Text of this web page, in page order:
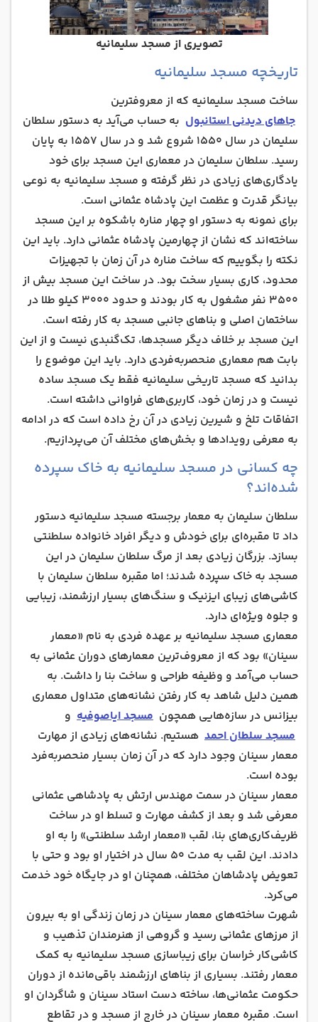
تصویری از مسجد سلیمانیه
تاریخچه مسجد سلیمانیه
ساخت مسجد سلیمانیه که از معروفترین
جاهای دیدنی استانبول به حساب می‌آید به دستور سلطان
سلیمان در سال 1550 شروع شد و در سال 1557 به پایان
رسید. سلطان سلیمان در معماری این مسجد برای خود
یادگاری‌های زیادی در نظر گرفته و مسجد سلیمانیه به نوعی
بیانگر قدرت و عظمت این پادشاه عثمانی است.
برای نمونه به دستور او چهار مناره باشکوه بر این مسجد
ساخته‌اند که نشان از چهارمین پادشاه عثمانی دارد. باید این
نکته را بگوییم که ساخت مناره در آن زمان با تجهیزات
محدود، کاری بسیار سخت بود. در ساخت این مسجد بیش از
3500 نفر مشغول به کار بودند و حدود 3000 کیلو طلا در
ساختمان اصلی و بناهای جانبی مسجد به کار رفته است.
این مسجد بر خلاف دیگر مسجد‌ها، تک‌گنبدی نیست و از این
بابت هم معماری منحصر‌به‌فردی دارد. باید این موضوع را
بدانید که مسجد تاریخی سلیمانیه فقط یک مسجد ساده
نیست و در زمان خود، کاربری‌های فراوانی داشته است.
اتفاقات تلخ و شیرین زیادی در آن رخ داده است که در ادامه
به معرفی رویدادها و بخش‌های مختلف آن می‌پردازیم.
چه کسانی در مسجد سلیمانیه به خاک سپرده
شده‌اند؟
سلطان سلیمان به معمار برجسته مسجد سلیمانیه دستور
داد تا مقبره‌ای برای خودش و دیگر افراد خانواده سلطنتی
بسازد. بزرگان زیادی بعد از مرگ سلطان سلیمان در این
مسجد به خاک سپرده شدند؛ اما مقبره سلطان سلیمان با
کاشی‌های زیبای ایزنیک و سنگ‌های بسیار ارزشمند، زیبایی
و جلوه ویژه‌ای دارد.
معماری مسجد سلیمانیه بر عهده فردی به نام «معمار
سینان» بود که از معروف‌ترین معمارهای دوران عثمانی به
حساب می‌آمد و وظیفه طراحی و ساخت بنا را داشت. به
همین دلیل شاهد به‌ کار رفتن نشانه‌های متداول معماری
بیزانس در سازه‌هایی همچون مسجد ایاصوفیه و
مسجد سلطان احمد هستیم. نشانه‌های زیادی از مهارت
معمار سینان وجود دارد که در آن زمان بسیار منحصر‌به‌فرد
بوده است.
معمار سینان در سمت مهندس ارتش به پادشاهی عثمانی
معرفی شد و بعد از کشف مهارت و تسلط او در ساخت
ظریف‌کاری‌های بنا، لقب «معمار ارشد سلطنتی» را به او
دادند. این لقب به مدت 50 سال در اختیار او بود و حتی با
تعویض پادشاهان مختلف، همچنان او در جایگاه خود خدمت
می‌کرد.
شهرت ساخته‌های معمار سینان در زمان زندگی او به بیرون
از مرزهای عثمانی رسید و گروهی از هنرمندان تذهیب‌ و
کاشی‌کار خراسان برای زیبا‌سازی مسجد سلیمانیه به کمک
معمار رفتند. بسیاری از بناهای ارزشمند باقی‌مانده از دوران
حکومت عثمانی‌ها، ساخته دست استاد سینان و شاگردان او
است. مقبره معمار سینان در خارج از مسجد و در تقاطع